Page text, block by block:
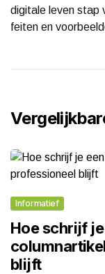
digitale leven stap
feiten en
Informatief
Hoe schrijf
blijft